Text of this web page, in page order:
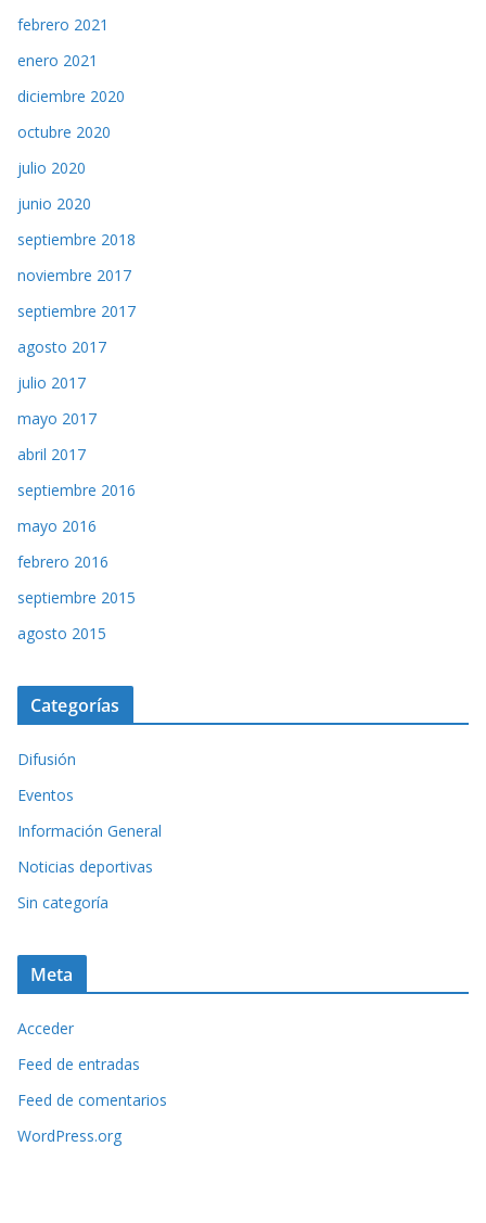
febrero 2021
enero 2021
diciembre 2020
octubre 2020
julio 2020
junio 2020
septiembre 2018
noviembre 2017
septiembre 2017
agosto 2017
julio 2017
mayo 2017
abril 2017
septiembre 2016
mayo 2016
febrero 2016
septiembre 2015
agosto 2015
Categorías
Difusión
Eventos
Información General
Noticias deportivas
Sin categoría
Meta
Acceder
Feed de entradas
Feed de comentarios
WordPress.org